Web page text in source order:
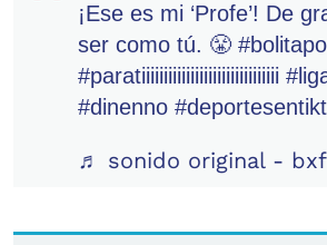
¡Ese es mi ‘Profe’! De
ser como tú. 😤
#paratiiiiiiiiiiiiiiiiiiiiiiiiiiiiiii
#dinenno
♬ sonido original -